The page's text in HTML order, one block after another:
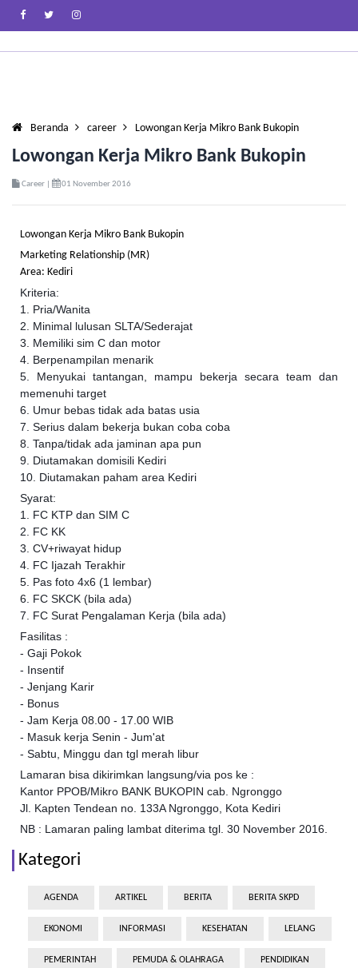
Beranda career Lowongan Kerja Mikro Bank Bukopin
Lowongan Kerja Mikro Bank Bukopin
Career | 01 November 2016
Lowongan Kerja Mikro Bank Bukopin
Marketing Relationship (MR)
Area: Kediri
Kriteria:
1. Pria/Wanita
2. Minimal lulusan SLTA/Sederajat
3. Memiliki sim C dan motor
4. Berpenampilan menarik
5. Menyukai tantangan, mampu bekerja secara team dan
memenuhi target
6. Umur bebas tidak ada batas usia
7. Serius dalam bekerja bukan coba coba
8. Tanpa/tidak ada jaminan apa pun
9. Diutamakan domisili Kediri
10. Diutamakan paham area Kediri
Syarat:
1. FC KTP dan SIM C
2. FC KK
3. CV+riwayat hidup
4. FC Ijazah Terakhir
5. Pas foto 4x6 (1 lembar)
6. FC SKCK (bila ada)
7. FC Surat Pengalaman Kerja (bila ada)
Fasilitas :
- Gaji Pokok
- Insentif
- Jenjang Karir
- Bonus
- Jam Kerja 08.00 - 17.00 WIB
- Masuk kerja Senin - Jum'at
- Sabtu, Minggu dan tgl merah libur
Lamaran bisa dikirimkan langsung/via pos ke :
Kantor PPOB/Mikro BANK BUKOPIN cab. Ngronggo
Jl. Kapten Tendean no. 133A Ngronggo, Kota Kediri
NB : Lamaran paling lambat diterima tgl. 30 November 2016.
Kategori
AGENDA ARTIKEL BERITA BERITA SKPD
EKONOMI INFORMASI KESEHATAN LELANG
PEMERINTAH PEMUDA & OLAHRAGA PENDIDIKAN